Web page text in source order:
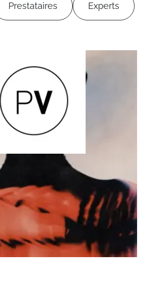
Prestataires Experts